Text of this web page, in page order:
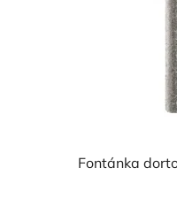
Fontánka